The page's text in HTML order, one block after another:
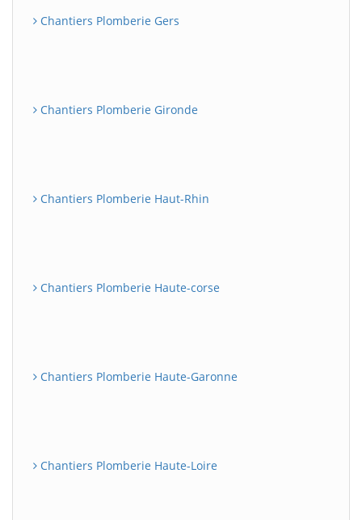
Chantiers Plomberie Gers
Chantiers Plomberie Gironde
Chantiers Plomberie Haut-Rhin
Chantiers Plomberie Haute-corse
Chantiers Plomberie Haute-Garonne
Chantiers Plomberie Haute-Loire